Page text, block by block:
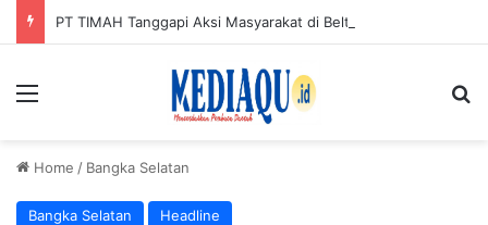
Menu
Home / Bangka Selatan
Bangka Selatan Headline